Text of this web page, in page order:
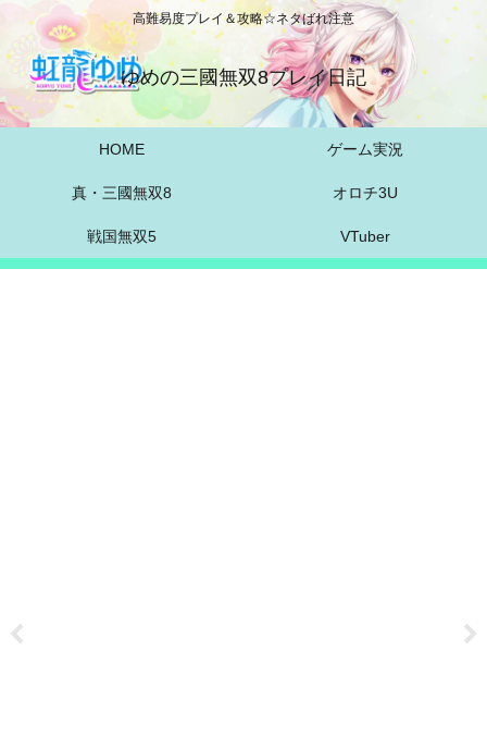
高難易度プレイ＆攻略☆ネタばれ注意
ゆめの三國無双8プレイ日記
HOME ゲーム実況
真・三國無双8 オロチ3U
戦国無双5 VTuber